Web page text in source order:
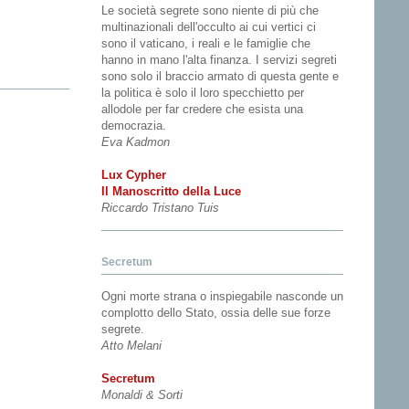
Le società segrete sono niente di più che
multinazionali dell'occulto ai cui vertici ci
sono il vaticano, i reali e le famiglie che
hanno in mano l'alta finanza. I servizi segreti
sono solo il braccio armato di questa gente e
la politica è solo il loro specchietto per
allodole per far credere che esista una
democrazia.
Eva Kadmon
Lux Cypher
Il Manoscritto della Luce
Riccardo Tristano Tuis
Secretum
Ogni morte strana o inspiegabile nasconde un
complotto dello Stato, ossia delle sue forze
segrete.
Atto Melani
Secretum
Monaldi & Sorti